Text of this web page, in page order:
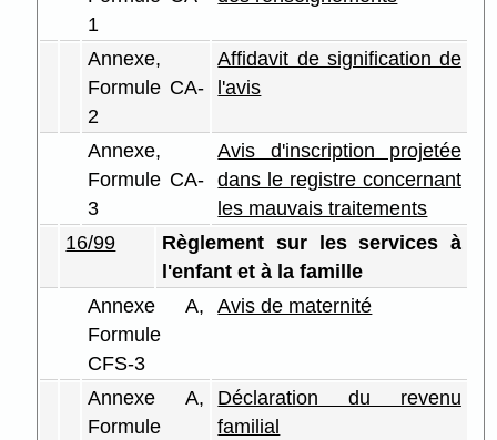
1
Annexe,
Formule CA-
2
Affidavit de signification de
l'avis
Annexe,
Formule CA-
3
Avis d'inscription projetée
dans le registre concernant
les mauvais traitements
16/99
Règlement sur les services à
l'enfant et à la famille
Annexe A,
Formule
CFS-3
Avis de maternité
Annexe A,
Formule
Déclaration du revenu
familial